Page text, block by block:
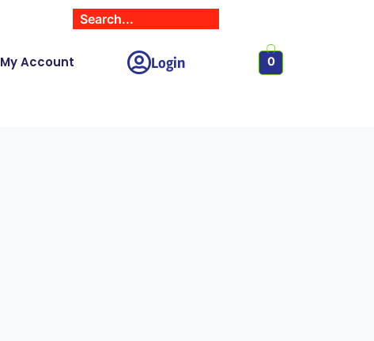
My Account Login 0